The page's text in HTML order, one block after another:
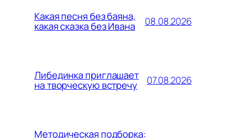
Какая песня без баяна,
какая сказка без Ивана 08.08.2026
Либединка приглашает
на творческую встречу 07.08.2026
Методическая подборка: